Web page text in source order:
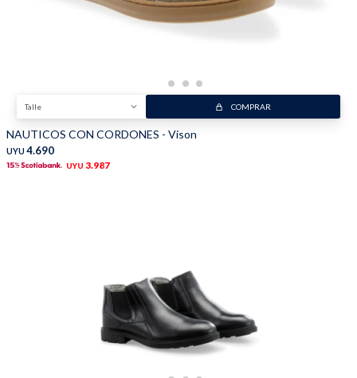
Talle COMPRAR
NAUTICOS CON CORDONES - Vison
UYU 4.690
UYU 3.987